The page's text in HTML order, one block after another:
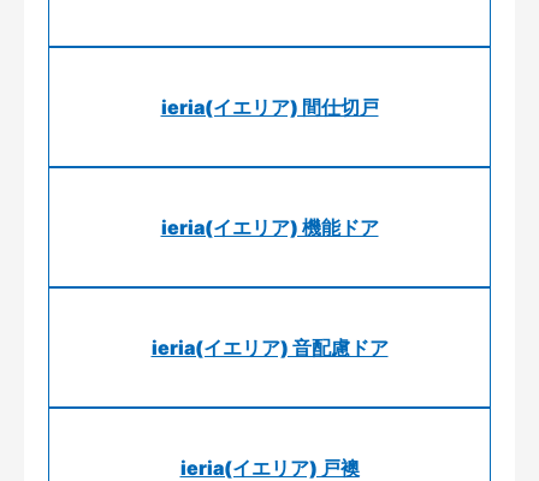
ieria(イエリア) 間仕切戸
ieria(イエリア) 機能ドア
ieria(イエリア) 音配慮ドア
ieria(イエリア) 戸襖